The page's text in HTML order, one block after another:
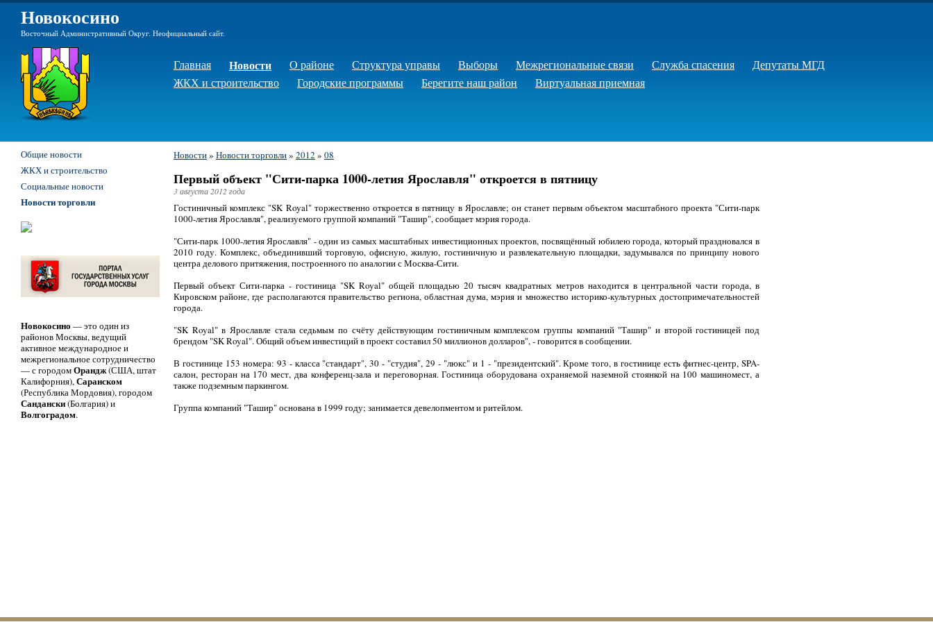
Новокосино
Восточный Административный Округ. Неофициальный сайт.
Главная Новости О районе Структура управы Выборы Межрегиональные связи Служба спасения
Депутаты МГД
ЖКХ и строительство
Городские программы Берегите наш район Виртуальная приемная
Новости» Новости торговли» 2012 » 08
Первый объект "Сити-парка 1000-летия Ярославля" откроется в пятницу
3 августа 2012 года
Гостиничный комплекс "SK Royal" торжественно откроется в пятницу в Ярославле; он станет первым объектом масштабного проекта "Сити-парк
1000-летия Ярославля", реализуемого группой компаний "Ташир", сообщает мэрия города.
"Сити-парк 1000-летия Ярославля" - один из самых масштабных инвестиционных проектов, посвящённый юбилею города, который праздновался в
2010 году. Комплекс, объединивший торговую, офисную, жилую, гостиничную и развлекательную площадки, задумывался по принципу нового
центра делового притяжения, построенного по аналогии с Москва-Сити.
Первый объект Сити-парка - гостиница "SK Royal" общей площадью 20 тысяч квадратных метров находится в центральной части города, в
Кировском районе, где располагаются правительство региона, областная дума, мэрия и множество историко-культурных достопримечательностей
города.
"SK Royal" в Ярославле стала седьмым по счёту действующим гостиничным комплексом группы компаний "Ташир" и второй гостиницей под
брендом "SK Royal". Общий объем инвестиций в проект составил 50 миллионов долларов", - говорится в сообщении.
В гостинице 153 номера: 93 - класса "стандарт", 30 - "студия", 29 - "люкс" и 1 - "президентский". Кроме того, в гостинице есть фитнес-центр, SPA-
салон, ресторан на 170 мест, два конференц-зала и переговорная. Гостиница оборудована охраняемой наземной стоянкой на 100 машиномест, а
также подземным паркингом.
Группа компаний "Ташир" основана в 1999 году; занимается девелопментом и ритейлом.
Общие новости
ЖКХ и строительство
Социальные новости
Новости торговли
Новокосино — это один из
районов Москвы, ведущий
активное международное и
межрегиональное сотрудничество
— с городомОрандж(США, штат
Калифорния),Саранском
(Республика Мордовия), городом
Сандански(Болгария) и
Волгоградом.